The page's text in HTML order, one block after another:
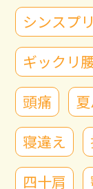
シンスプ
ギックリ
頭痛
寝違え
四十肩